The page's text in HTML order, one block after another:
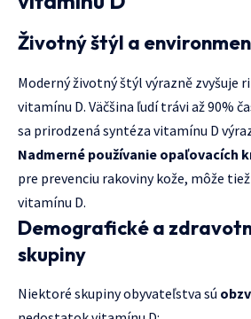
Životný štýl a
Moderný životný štýl výrazně zvyšuje
vitamínu D. Väčšina ľudí trávi až 90%
sa prirodzená syntéza vitamínu D
Nadmerné používanie opaľovacích
pre prevenciu rakoviny kože, môže
vitamínu D.
Demografické a
skupiny
Niektoré skupiny obyvateľstva sú